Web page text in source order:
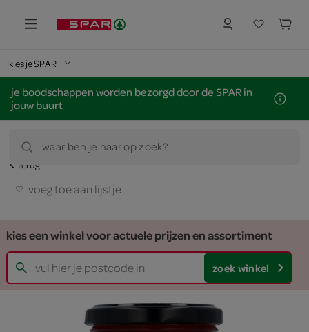
kies je SPAR
je boodschappen worden bezorgd door de SPAR in
jouw buurt
waar ben je naar op zoek?
terug
voeg toe aan lijstje
kies een winkel voor actuele prijzen en assortiment
zoek winkel